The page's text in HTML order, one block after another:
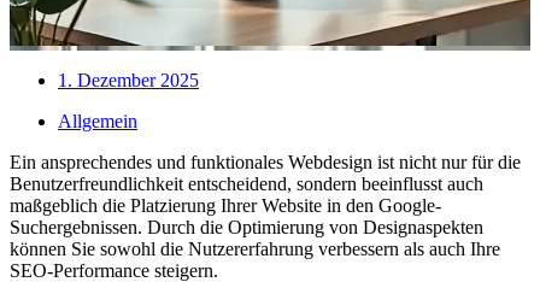
1. Dezember 2025
Allgemein
Ein ansprechendes und funktionales Webdesign ist nicht nur für die
Benutzerfreundlichkeit entscheidend, sondern beeinflusst auch
maßgeblich die Platzierung Ihrer Website in den Google-
Suchergebnissen. Durch die Optimierung von Designaspekten
können Sie sowohl die Nutzererfahrung verbessern als auch Ihre
SEO-Performance steigern.